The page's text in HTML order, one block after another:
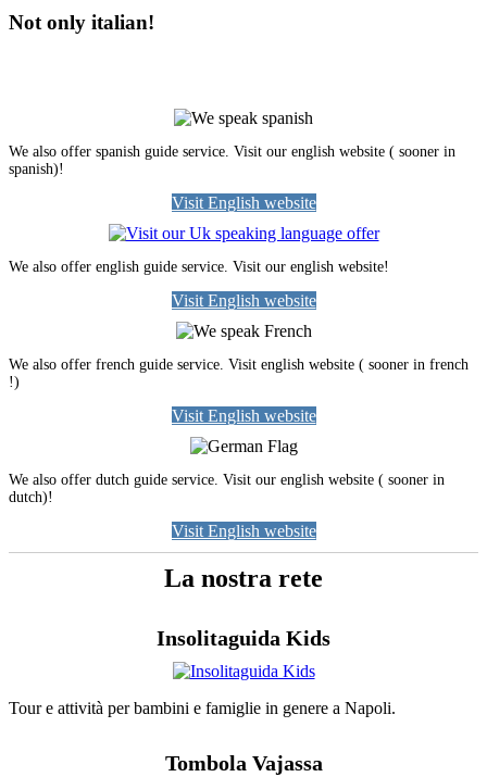
Not only italian!
We also offer spanish guide service. Visit our english website ( sooner in
spanish)!
Visit English website
We also offer english guide service. Visit our english website!
Visit English website
We also offer french guide service. Visit english website ( sooner in french
!)
Visit English website
We also offer dutch guide service. Visit our english website ( sooner in
dutch)!
Visit English website
La nostra rete
Insolitaguida Kids
Tour e attività per bambini e famiglie in genere a Napoli.
Tombola Vajassa